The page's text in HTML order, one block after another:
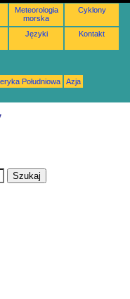
Meteorologia
morska
Cyklony
Języki Kontakt
Południowa
Azja